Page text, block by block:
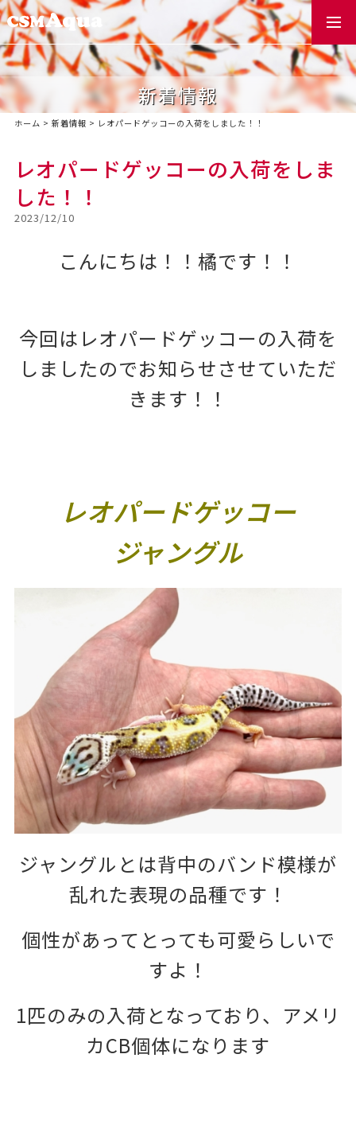
新着情報
ホーム > 新着情報 > レオパードゲッコーの入荷をしました！！
レオパードゲッコーの入荷をしま
した！！
2023/12/10
こんにちは！！橘です！！
今回はレオパードゲッコーの入荷を
しましたのでお知らせさせていただ
きます！！
レオパードゲッコー
ジャングル
ジャングルとは背中のバンド模様が
乱れた表現の品種です！
個性があってとっても可愛らしいで
すよ！
1匹のみの入荷となっており、アメリ
カCB個体になります